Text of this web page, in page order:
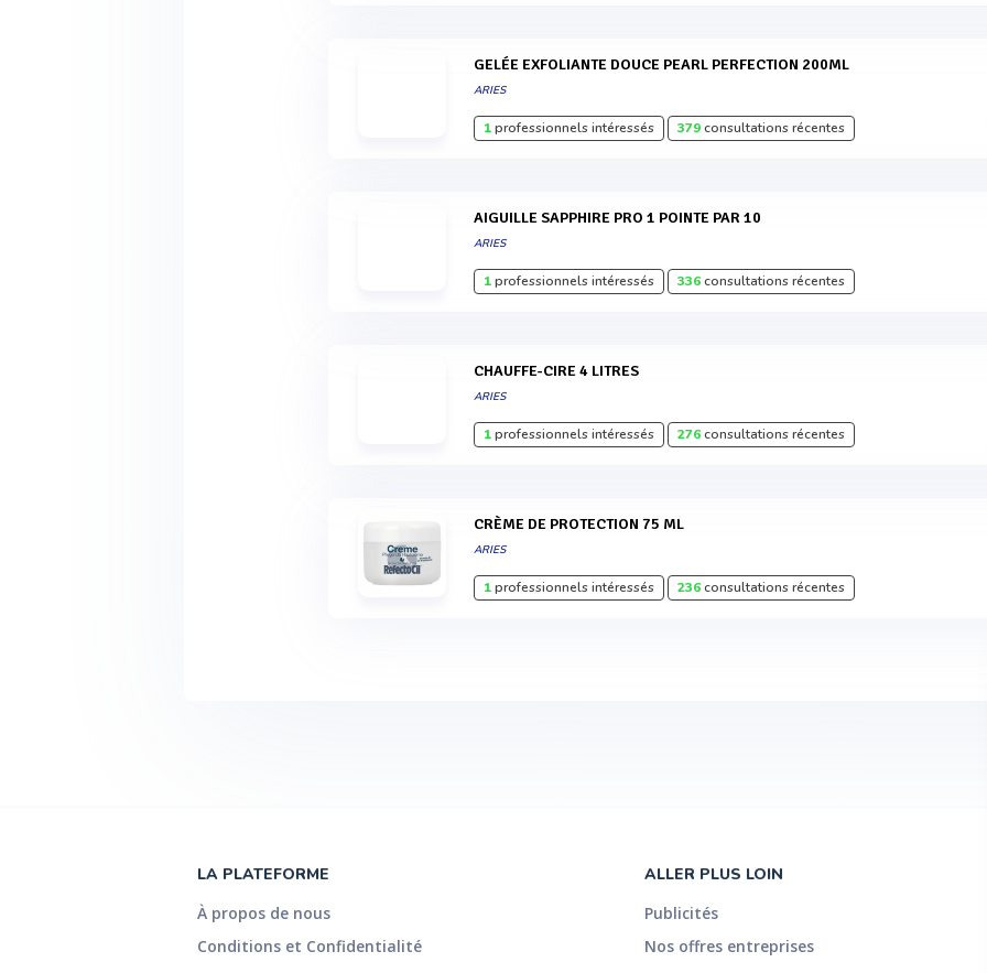
GELÉE EXFOLIANTE DOUCE PEARL PERFECTION 200ML
ARIES
1professionnels intéressés 379consultations récentes
AIGUILLE SAPPHIRE PRO 1 POINTE PAR 10
ARIES
1professionnels intéressés 336consultations récentes
CHAUFFE-CIRE 4 LITRES
ARIES
1professionnels intéressés 276consultations récentes
CRÈME DE PROTECTION 75 ML
ARIES
1professionnels intéressés 236consultations récentes
LA PLATEFORME
À propos de nous
Conditions et Confidentialité
ALLER PLUS LOIN
Publicités
Nos offres entreprises